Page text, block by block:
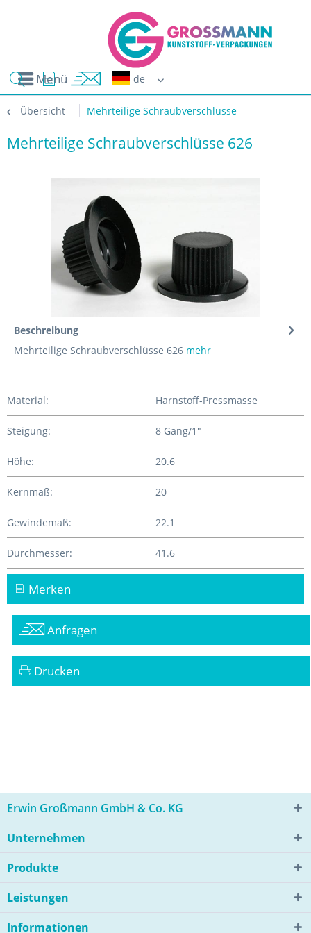
Menü
Übersicht Mehrteilige Schraubverschlüsse
Mehrteilige Schraubverschlüsse 626
Beschreibung
Mehrteilige Schraubverschlüsse 626 mehr
Material: Harnstoff-Pressmasse
Steigung: 8 Gang/1"
Höhe: 20.6
Kernmaß: 20
Gewindemaß: 22.1
Durchmesser: 41.6
Merken
Anfragen
Drucken
Erwin Großmann GmbH & Co. KG
Unternehmen
Produkte
Leistungen
Informationen